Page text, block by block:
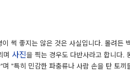
썩 좋지는 않은 것은 사실입니다. 몰려든
며 사진을 찍는 경우도 다반사라고 합니다.
"특히 민감한 파충류나 사람 손을 탄 토끼